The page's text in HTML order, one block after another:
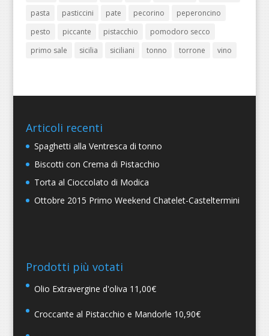
pasta
pasticcini pate pecorino
peperoncino
pesto
piccante pistacchio
pomodoro secco
primo sale
sicilia siciliani tonno torrone vino
Articoli recenti
Spaghetti alla Ventresca di tonno
Biscotti con Crema di Pistacchio
Torta al Cioccolato di Modica
Ottobre 2015 Primo Weekend Chatelet-Casteltermini
Prodotti più votati
Olio Extravergine d'oliva 11,00€
Croccante al Pistacchio e Mandorle 10,90€